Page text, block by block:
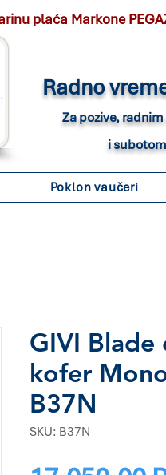
plaća Markone
Radno
Za pozive,
i
Poklon vaučeri
GIVI Blade
kofer
B37N
SKU: B37N